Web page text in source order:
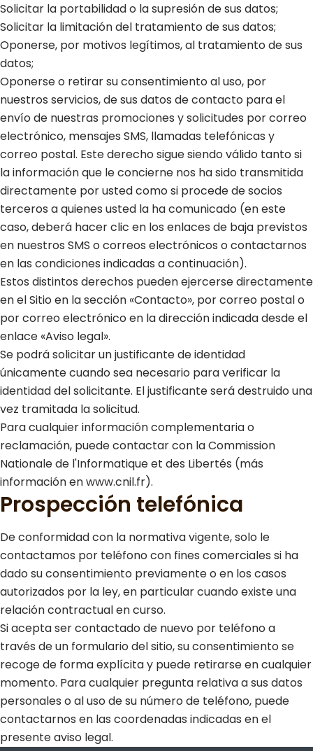
Solicitar la portabilidad o la supresión de sus datos;
Solicitar la limitación del tratamiento de sus datos;
Oponerse, por motivos legítimos, al tratamiento de sus
datos;
Oponerse o retirar su consentimiento al uso, por
nuestros servicios, de sus datos de contacto para el
envío de nuestras promociones y solicitudes por correo
electrónico, mensajes SMS, llamadas telefónicas y
correo postal. Este derecho sigue siendo válido tanto si
la información que le concierne nos ha sido transmitida
directamente por usted como si procede de socios
terceros a quienes usted la ha comunicado (en este
caso, deberá hacer clic en los enlaces de baja previstos
en nuestros SMS o correos electrónicos o contactarnos
en las condiciones indicadas a continuación).
Estos distintos derechos pueden ejercerse directamente
en el Sitio en la sección «Contacto», por correo postal o
por correo electrónico en la dirección indicada desde el
enlace «Aviso legal».
Se podrá solicitar un justificante de identidad
únicamente cuando sea necesario para verificar la
identidad del solicitante. El justificante será destruido una
vez tramitada la solicitud.
Para cualquier información complementaria o
reclamación, puede contactar con la Commission
Nationale de l'Informatique et des Libertés (más
información en www.cnil.fr).
Prospección telefónica
De conformidad con la normativa vigente, solo le
contactamos por teléfono con fines comerciales si ha
dado su consentimiento previamente o en los casos
autorizados por la ley, en particular cuando existe una
relación contractual en curso.
Si acepta ser contactado de nuevo por teléfono a
través de un formulario del sitio, su consentimiento se
recoge de forma explícita y puede retirarse en cualquier
momento. Para cualquier pregunta relativa a sus datos
personales o al uso de su número de teléfono, puede
contactarnos en las coordenadas indicadas en el
presente aviso legal.